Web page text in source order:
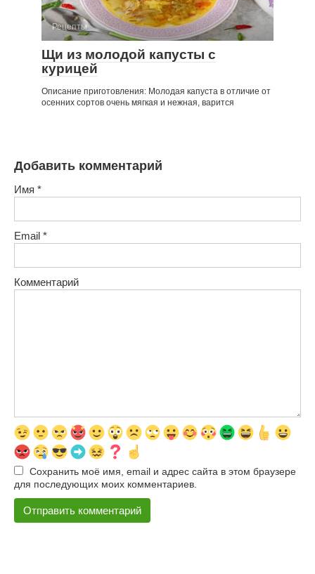
Рецепты
Щи из молодой капусты с
курицей
Описание приготовления: Молодая капуста в отличие от
осенних сортов очень мягкая и нежная, варится
Добавить комментарий
Имя *
Email *
Комментарий
Сохранить моё имя, email и адрес сайта в этом браузере
для последующих моих комментариев.